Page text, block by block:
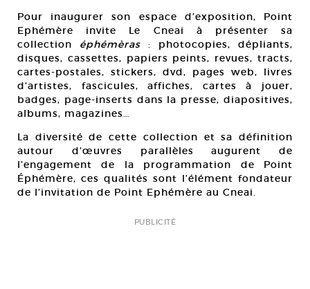
Pour inaugurer son espace d’exposition, Point
Ephémère invite Le Cneai à présenter sa
collection éphémèras : photocopies, dépliants,
disques, cassettes, papiers peints, revues, tracts,
cartes-postales, stickers, dvd, pages web, livres
d’artistes, fascicules, affiches, cartes à jouer,
badges, page-inserts dans la presse, diapositives,
albums, magazines…
La diversité de cette collection et sa définition
autour d’œuvres parallèles augurent de
l’engagement de la programmation de Point
Éphémère, ces qualités sont l’élément fondateur
de l’invitation de Point Ephémère au Cneai.
PUBLICITÉ